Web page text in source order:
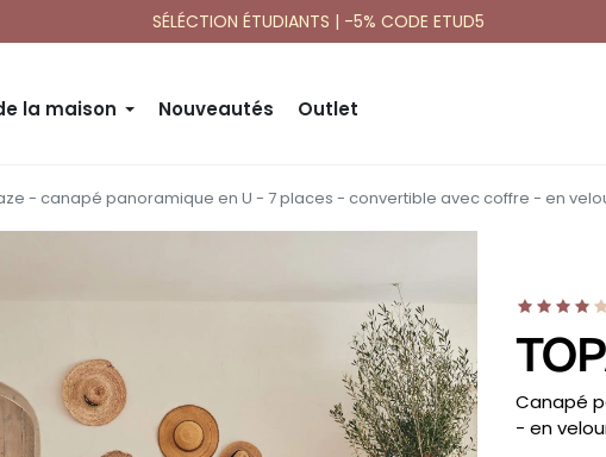
SÉLÉCTION ÉTUDIANTS | -5% CODE ETUD5
la maison Nouveautés Outlet
- canapé panoramique en U - 7 places - convertible avec coffre - en
-
Canapé
- en